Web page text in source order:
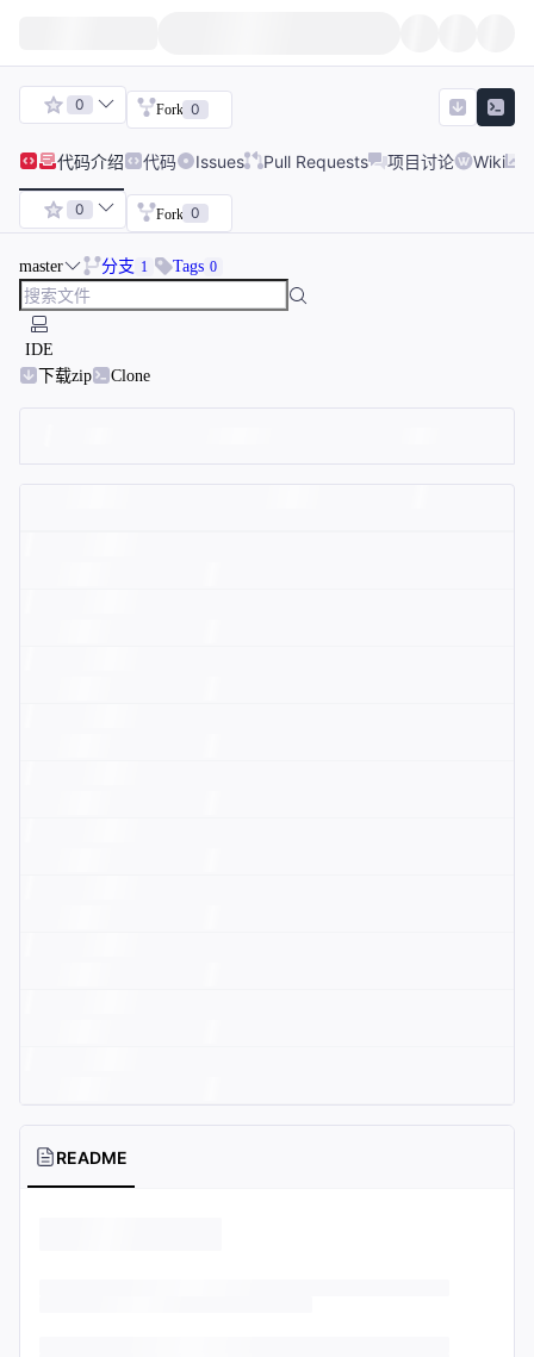
0 Fork 0
代码介绍 代码 Issues Pull Requests 项目讨论 Wiki
0 Fork 0
master 分支 1 Tags 0
IDE
下载zip
Clone
README